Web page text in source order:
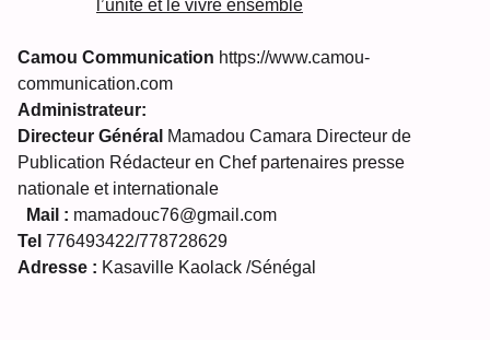
l’unité et le vivre ensemble
Camou Communication https://www.camou-
communication.com
Administrateur:
Directeur Général Mamadou Camara Directeur de
Publication Rédacteur en Chef partenaires presse
nationale et internationale
Mail : mamadouc76@gmail.com
Tel 776493422/778728629
Adresse : Kasaville Kaolack /Sénégal